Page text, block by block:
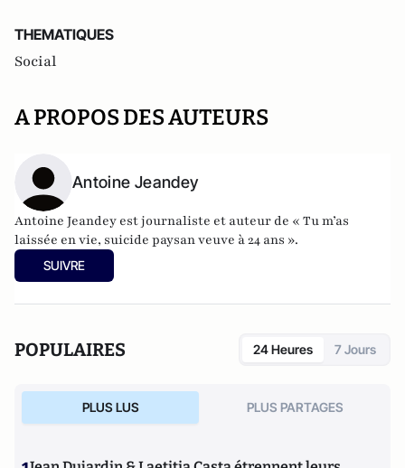
THEMATIQUES
Social
A PROPOS DES AUTEURS
Antoine Jeandey
Antoine Jeandey est journaliste et auteur de « Tu m’as
laissée en vie, suicide paysan veuve à 24 ans ».
SUIVRE
POPULAIRES 24 Heures 7 Jours
PLUS LUS PLUS PARTAGES